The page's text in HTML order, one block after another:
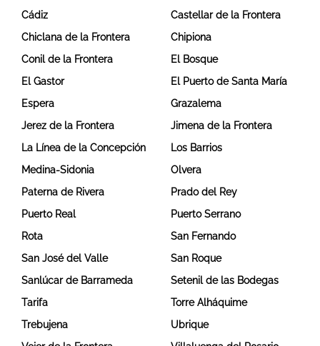
Cádiz
Castellar de la Frontera
Chiclana de la Frontera
Chipiona
Conil de la Frontera
El Bosque
El Gastor
El Puerto de Santa María
Espera
Grazalema
Jerez de la Frontera
Jimena de la Frontera
La Línea de la Concepción
Los Barrios
Medina-Sidonia
Olvera
Paterna de Rivera
Prado del Rey
Puerto Real
Puerto Serrano
Rota
San Fernando
San José del Valle
San Roque
Sanlúcar de Barrameda
Setenil de las Bodegas
Tarifa
Torre Alháquime
Trebujena
Ubrique